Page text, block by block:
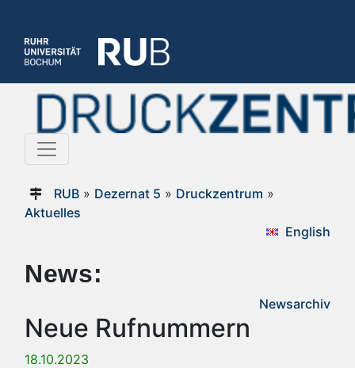
RUB» Dezernat 5 » Druckzentrum »
Aktuelles
English
News:
Newsarchiv
Neue Rufnummern
18.10.2023